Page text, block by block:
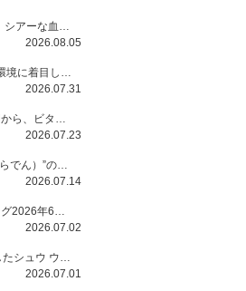
まもなくNARSから登場するのは、シアーな血色感と高揚感が魅力の新作リキッドブラッシュ「インセイシャブル リキッドブラッシュ」と、ゴールデンアワーに染まる空にインスピレーションを得た「アフターグロー リップシャイン」の新色！夏をハックして！
2026.08.05
リンクルショットから、シワの肌環境に着目した初のローションとナイトクリームが登場！デイリーケアで、シワ特有の肌環境を改善し、シワが目立たない肌へと導きます。
2026.07.31
ナチュラルコスメブランドSABONから、ビタミンC配合のビタミンスムージーマスク「ラディアンスマスク」と、ペパーミントにオーガニックハーブを凝縮したジェルの涼感トリートメント美容液「スカルプセラム リフレッシング」が登場！日々のデイリーケアで、過酷な猛暑で疲れた肌や頭皮をサポート、心地よくリフレッシュし、優しく肌を整えます。
2026.07.23
神秘的な輝きを秘めた技法“螺鈿（らでん）”の多彩で多様な煌めきに着想を得たSUQQUの2026 秋 カラーコレクションから登場するのは、艶然と輝くアイシャドウや偏光パールを配したフェイスカラー、繊細なパールの煌めくネイル、そしてそれらを際立てる“朧げな艶”を秘めた新リクイドリップ「ブラー リクイド リップ」。強さを秘めたまろやかな洗練の表情に。
2026.07.14
COSME at MAG トータルランキング2026年6月号
2026.07.02
ブランド発祥の地“表参道”に帰還したシュウ ウエムラから、“骨格美“を叶えるクレヨンタイプのフェイスカラー「スカルプト クレヨン」と、ブランド初のリノベーションで進化した名品アイブロウ「ハード フォーミュラ ハード 10」が登場！
2026.07.01